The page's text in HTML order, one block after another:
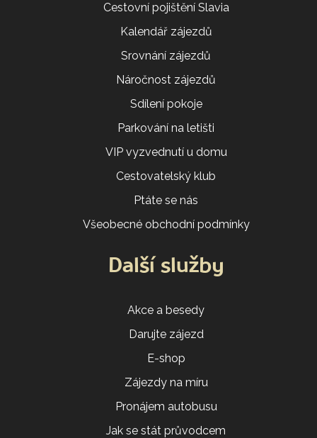
Cestovní pojištění Slavia
Kalendář zájezdů
Srovnání zájezdů
Náročnost zájezdů
Sdílení pokoje
Parkování na letišti
VIP vyzvednutí u domu
Cestovatelský klub
Ptáte se nás
Všeobecné obchodní podmínky
Další služby
Akce a besedy
Darujte zájezd
E-shop
Zájezdy na míru
Pronájem autobusu
Jak se stát průvodcem